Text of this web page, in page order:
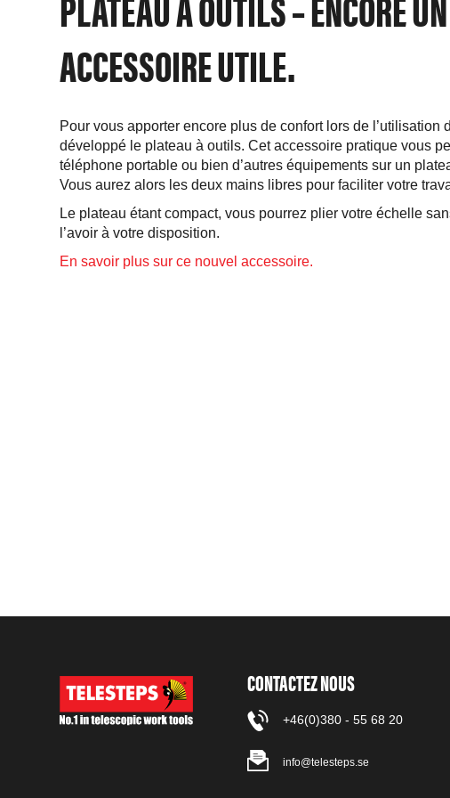
ACCESSOIRE UTILE.
Pour vous apporter encore plus de confort lors de
développé le plateau à outils. Cet accessoire pratique vous
téléphone portable ou bien d’autres équipements sur un
Vous aurez alors les deux mains libres pour faciliter votre
Le plateau étant compact, vous pourrez plier votre échelle
l’avoir à votre disposition.
En savoir plus sur ce nouvel accessoire.
CONTACTEZ NOUS
+46(0)380 - 55 68 20
info@telesteps.se